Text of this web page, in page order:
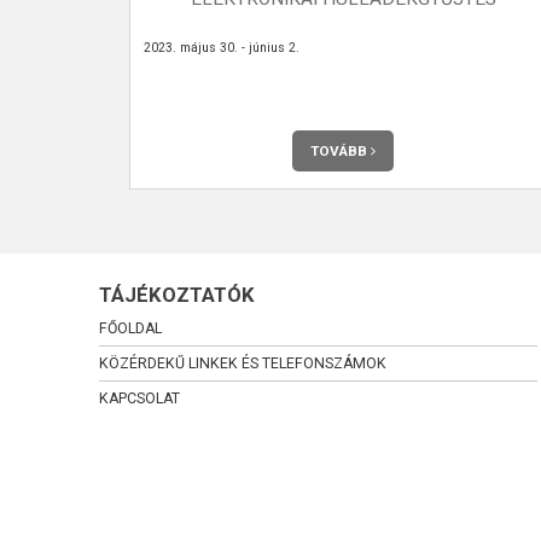
2023. május 30. - június 2.
TOVÁBB
TÁJÉKOZTATÓK
FŐOLDAL
KÖZÉRDEKŰ LINKEK ÉS TELEFONSZÁMOK
KAPCSOLAT